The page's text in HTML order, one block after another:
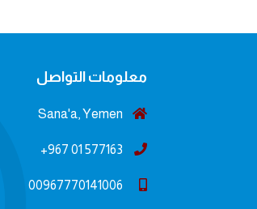
معلومات التواصل
Sana'a, Yemen
577163 01 967+
00967770141006